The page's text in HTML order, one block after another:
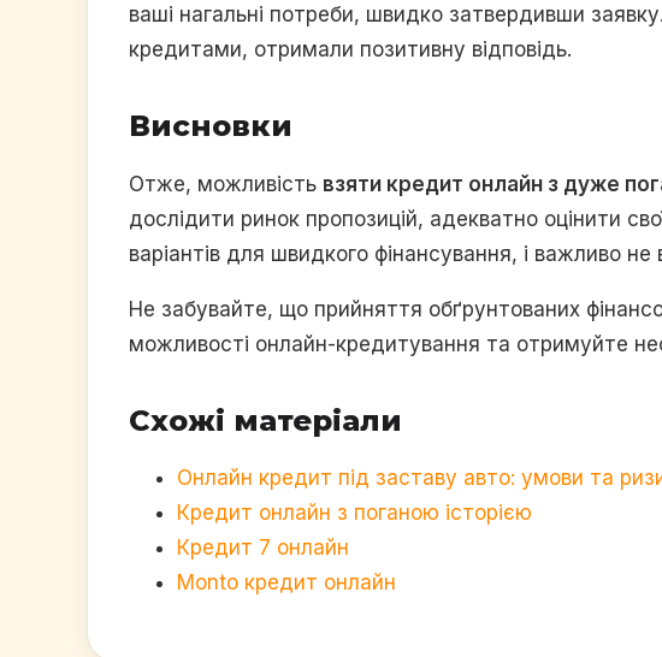
ваші нагальні потреби, швидко затвердивши
кредитами, отримали позитивну відповідь.
Висновки
Отже, можливість взяти кредит онлайн з дуже
дослідити ринок пропозицій, адекватно оцінити
варіантів для швидкого фінансування, і важливо
Не забувайте, що прийняття обґрунтованих
можливості онлайн-кредитування та отримуйте
Схожі матеріали
Онлайн кредит під заставу авто: умови та
Кредит онлайн з поганою історією
Кредит 7 онлайн
Monto кредит онлайн